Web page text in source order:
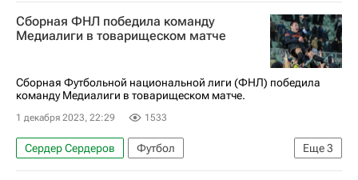
Нижнекамск
Алексей Бердников
Динамо Москва
Нефтехимик
Сборная ФНЛ победила команду
Медиалиги в товарищеском матче
Сборная Футбольной национальной лиги (ФНЛ) победила
команду Медиалиги в товарищеском матче.
1 декабря 2023, 22:29 1533
Еще3
Сердер Сердеров
Футбол
Эльдар Низамутдинов
Евгений Калешин